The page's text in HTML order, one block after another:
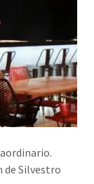
de Silvestro